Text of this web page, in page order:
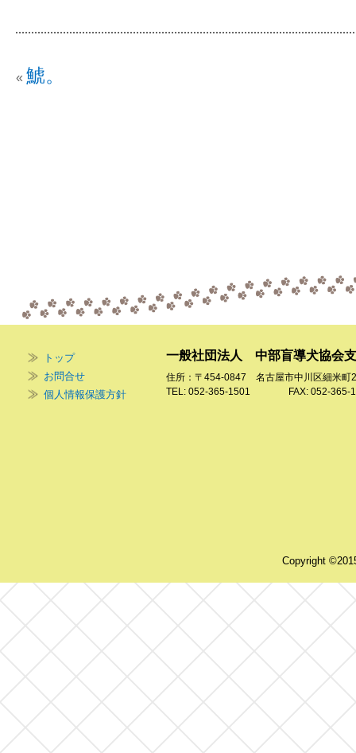
« 鯱。
トップ
お問合せ
個人情報保護方針
一般社団法人 中部盲導犬協会
住所：〒454-0847 名古屋市中川区細米町
TEL: 052-365-1501 FAX: 052-365-
Copyright